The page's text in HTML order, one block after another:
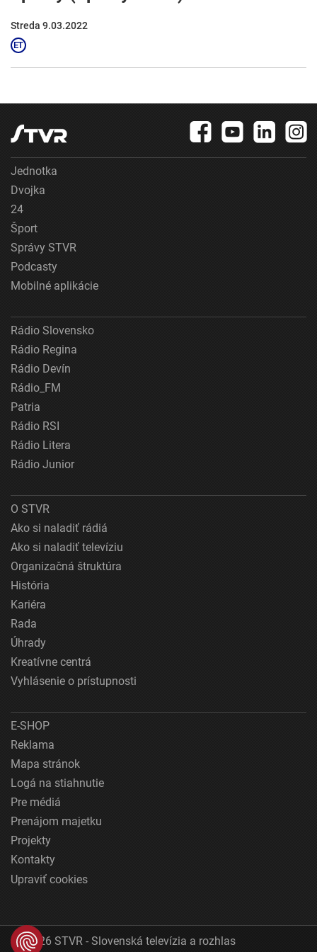
Streda 9.03.2022
Jednotka
Dvojka
24
Šport
Správy STVR
Podcasty
Mobilné aplikácie
Rádio Slovensko
Rádio Regina
Rádio Devín
Rádio_FM
Patria
Rádio RSI
Rádio Litera
Rádio Junior
O STVR
Ako si naladiť rádiá
Ako si naladiť televíziu
Organizačná štruktúra
História
Kariéra
Rada
Úhrady
Kreatívne centrá
Vyhlásenie o prístupnosti
E-SHOP
Reklama
Mapa stránok
Logá na stiahnutie
Pre médiá
Prenájom majetku
Projekty
Kontakty
Upraviť cookies
© 2026 STVR - Slovenská televízia a rozhlas